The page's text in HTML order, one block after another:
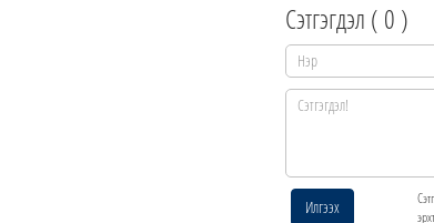
Сэтгэгдэл ( 0 )
Илгээх